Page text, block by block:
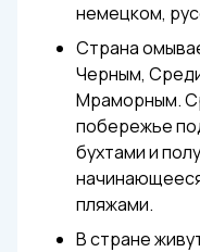
немецком,
Страна
Черным,
Мраморным.
побережье
бухтами и
пляжами.
В стране